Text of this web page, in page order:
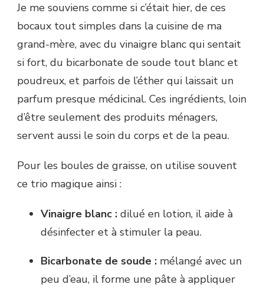
Je me souviens comme si c’était hier, de ces
bocaux tout simples dans la cuisine de ma
grand-mère, avec du vinaigre blanc qui sentait
si fort, du bicarbonate de soude tout blanc et
poudreux, et parfois de l’éther qui laissait un
parfum presque médicinal. Ces ingrédients, loin
d’être seulement des produits ménagers,
servent aussi le soin du corps et de la peau.
Pour les boules de graisse, on utilise souvent
ce trio magique ainsi :
Vinaigre blanc : dilué en lotion, il aide à
désinfecter et à stimuler la peau.
Bicarbonate de soude : mélangé avec un
peu d’eau, il forme une pâte à appliquer